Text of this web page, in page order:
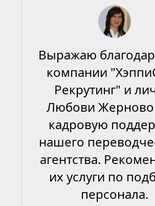
Выражаю
компании
Рекрутинг" и
Любови
кадровую
нашего
агентства.
их услуги по
персонала.